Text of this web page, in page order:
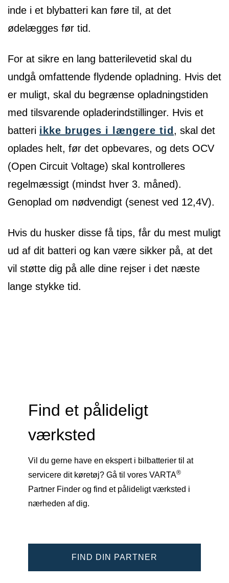
inde i et blybatteri kan føre til, at det
ødelægges før tid.
For at sikre en lang batterilevetid skal du
undgå omfattende flydende opladning. Hvis det
er muligt, skal du begrænse opladningstiden
med tilsvarende opladerindstillinger. Hvis et
batteri ikke bruges i længere tid , skal det
oplades helt, før det opbevares, og dets OCV
(Open Circuit Voltage) skal kontrolleres
regelmæssigt (mindst hver 3. måned).
Genoplad om nødvendigt (senest ved 12,4V).
Hvis du husker disse få tips, får du mest muligt
ud af dit batteri og kan være sikker på, at det
vil støtte dig på alle dine rejser i det næste
lange stykke tid.
Find et pålideligt
værksted
Vil du gerne have en ekspert i bilbatterier til at
servicere dit køretøj? Gå til vores VARTA®
Partner Finder og find et pålideligt værksted i
nærheden af dig.
FIND DIN PARTNER